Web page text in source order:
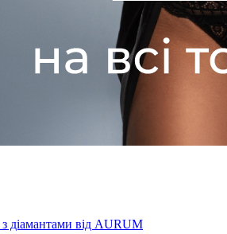
діамантами від AURUM